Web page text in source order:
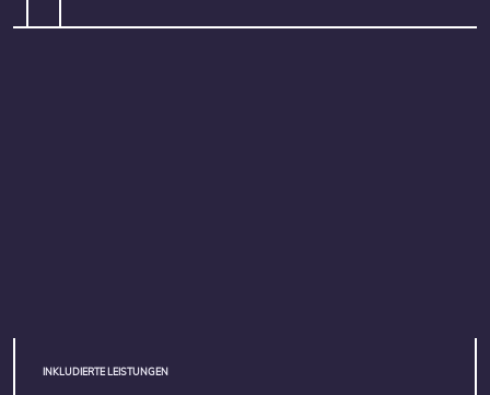
INKLUDIERTE LEISTUNGEN